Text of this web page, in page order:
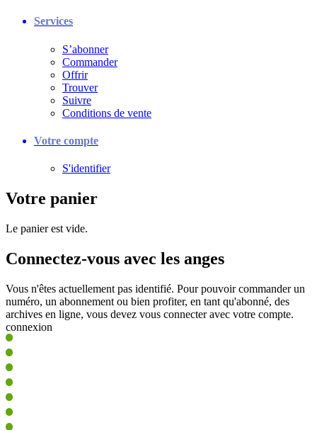
Services
S’abonner
Commander
Offrir
Trouver
Suivre
Conditions de vente
Votre compte
S'identifier
Votre panier
Le panier est vide.
Connectez-vous avec les anges
Vous n'êtes actuellement pas identifié. Pour pouvoir commander un
numéro, un abonnement ou bien profiter, en tant qu'abonné, des
archives en ligne, vous devez vous connecter avec votre compte.
connexion